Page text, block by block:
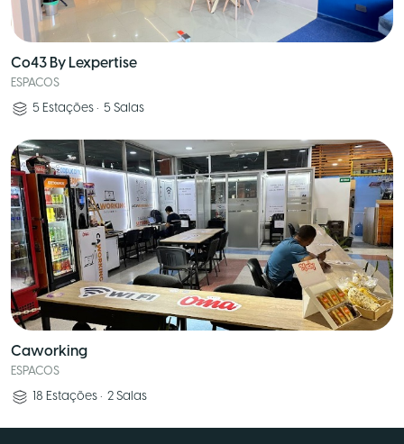
Co43 By Lexpertise
ESPACOS
5 Estações • 5 Salas
Caworking
ESPACOS
18 Estações • 2 Salas